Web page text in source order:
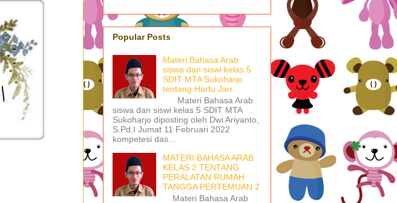
Popular Posts
Materi Bahasa Arab
siswa dan siswi kelas 5
SDIT MTA Sukoharjo
tentang Harfu Jarr
Materi Bahasa Arab
siswa dan siswi kelas 5 SDIT MTA
Sukoharjo diposting oleh Dwi Ariyanto,
S.Pd.I Jumat 11 Februari 2022
kompetesi das...
MATERI BAHASA ARAB
KELAS 2 TENTANG
PERALATAN RUMAH
TANGGA PERTEMUAN 2
Materi Bahasa Arab